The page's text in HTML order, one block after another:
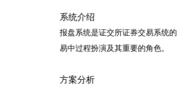
系统介绍
报盘系统是证交所证券交易系统
易中过程扮演及其重要的角色。
方案分析